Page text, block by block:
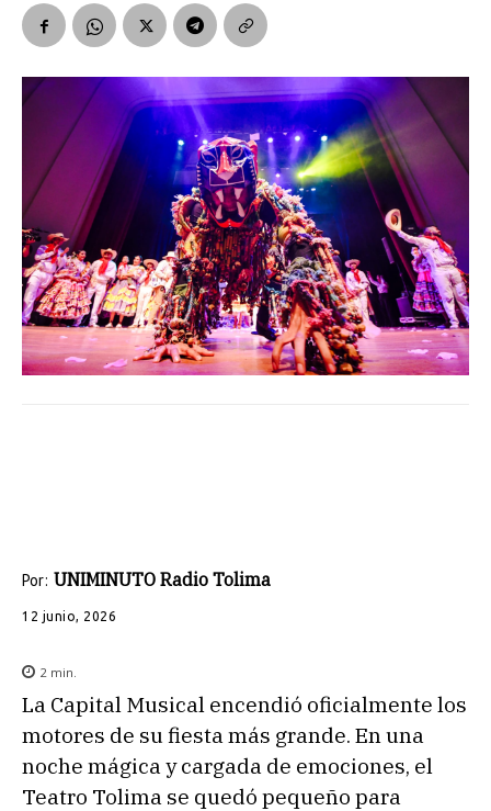
Por: UNIMINUTO Radio Tolima
12 junio, 2026
2 min.
La Capital Musical encendió oficialmente los
motores de su fiesta más grande. En una
noche mágica y cargada de emociones, el
Teatro Tolima se quedó pequeño para